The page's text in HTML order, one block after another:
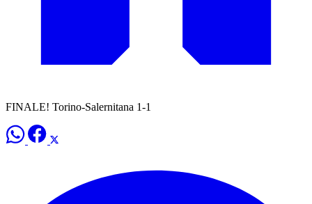
FINALE! Torino-Salernitana 1-1